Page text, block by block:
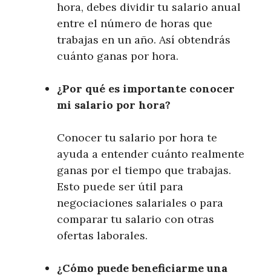
hora, debes dividir tu salario anual
entre el número de horas que
trabajas en un año. Así obtendrás
cuánto ganas por hora.
¿Por qué es importante conocer
mi salario por hora?
Conocer tu salario por hora te
ayuda a entender cuánto realmente
ganas por el tiempo que trabajas.
Esto puede ser útil para
negociaciones salariales o para
comparar tu salario con otras
ofertas laborales.
¿Cómo puede beneficiarme una